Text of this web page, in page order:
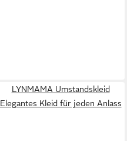
LYNMAMA Umstandskleid
Elegantes Kleid für jeden Anlass